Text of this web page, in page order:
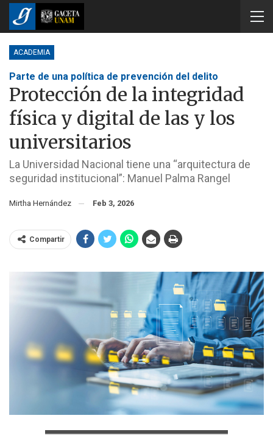
ACADEMIA
Parte de una política de prevención del delito
Protección de la integridad
física y digital de las y los
universitarios
La Universidad Nacional tiene una “arquitectura de
seguridad institucional”: Manuel Palma Rangel
Mirtha Hernández Feb 3, 2026
Compartir